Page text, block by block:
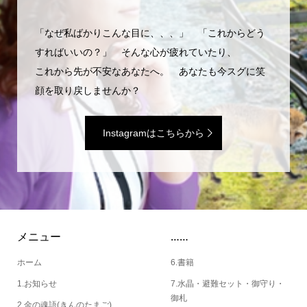
「なぜ私ばかりこんな目に、、、」 「これからどう
すればいいの？」 そんな心が疲れていたり、
これから先が不安なあなたへ。 あなたも今スグに笑
顔を取り戻しませんか？
Instagramはこちらから
メニュー
ホーム
1.お知らせ
2.金の魂語(きんのたまご)
……
6.書籍
7.水晶・避難セット・御守り・
御札